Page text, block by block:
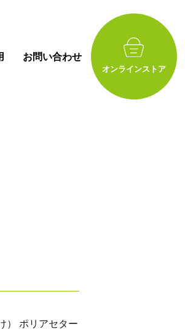
お問い合わせ
オンラインストア
） ポリアセター